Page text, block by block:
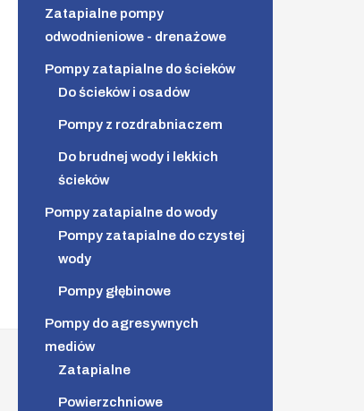
Zatapialne pompy
odwodnieniowe - drenażowe
Pompy zatapialne do ścieków
Do ścieków i osadów
Pompy z rozdrabniaczem
Do brudnej wody i lekkich
ścieków
Pompy zatapialne do wody
Pompy zatapialne do czystej
wody
Pompy głębinowe
Pompy do agresywnych
mediów
Zatapialne
Powierzchniowe